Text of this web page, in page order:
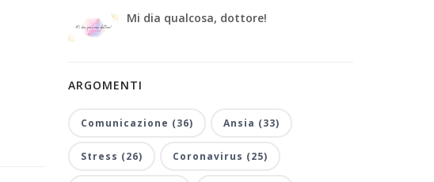
Mi dia qualcosa, dottore!
ARGOMENTI
Comunicazione (36) Ansia (33)
Stress (26) Coronavirus (25)